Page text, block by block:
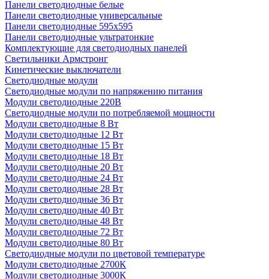
Панели светодиодные белые
Панели светодиодные универсальные
Панели светодиодные 595х595
Панели светодиодные ультратонкие
Комплектующие для светодиодных панелей
Светильники Армстронг
Кинетические выключатели
Светодиодные модули
Светодиодные модули по напряжению питания
Модули светодиодные 220В
Светодиодные модули по потребляемой мощности
Модули светодиодные 8 Вт
Модули светодиодные 12 Вт
Модули светодиодные 15 Вт
Модули светодиодные 18 Вт
Модули светодиодные 20 Вт
Модули светодиодные 24 Вт
Модули светодиодные 28 Вт
Модули светодиодные 36 Вт
Модули светодиодные 40 Вт
Модули светодиодные 48 Вт
Модули светодиодные 72 Вт
Модули светодиодные 80 Вт
Светодиодные модули по цветовой температуре
Модули светодиодные 2700К
Модули светодиодные 3000К